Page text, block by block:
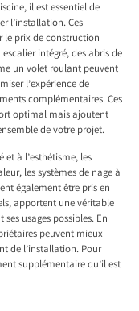
il est essentiel de
l’installation. Ces
prix de construction
intégré, des abris de
un volet roulant peuvent
l’expérience de
complémentaires. Ces
optimal mais ajoutent
de votre projet.
à l’esthétisme, les
les systèmes de nage à
également être pris en
apportent une véritable
usages possibles. En
peuvent mieux
de l’installation. Pour
supplémentaire qu’il est